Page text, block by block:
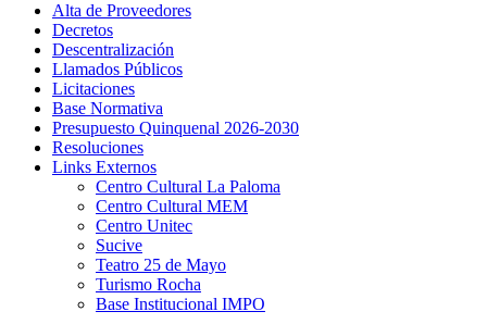
Alta de Proveedores
Decretos
Descentralización
Llamados Públicos
Licitaciones
Base Normativa
Presupuesto Quinquenal 2026-2030
Resoluciones
Links Externos
Centro Cultural La Paloma
Centro Cultural MEM
Centro Unitec
Sucive
Teatro 25 de Mayo
Turismo Rocha
Base Institucional IMPO